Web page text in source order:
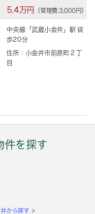
5.4万円 （管理費:3,000円）
中央線「 武蔵小金井 」駅 徒
歩20分
住所：小金井市前原町２丁
目
件を探す
から探す